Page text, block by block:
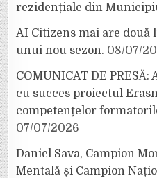
rezidențiale din
AI Citizens mai are
unui nou sezon. 08/07/
COMUNICAT DE
cu succes proiectul
competențelor
07/07/2026
Daniel Sava, Campion
Mentală și Campion